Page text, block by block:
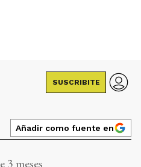
SUSCRIBITE
Añadir como fuente en
3 meses